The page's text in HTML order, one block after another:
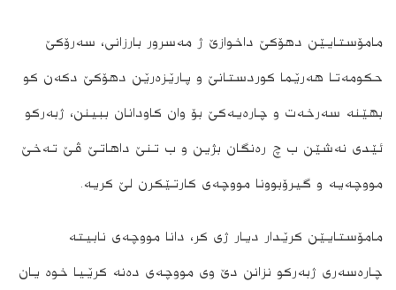
مامۆستایێن دھۆکێ داخوازێ ژ مەسرور بارزانی، سەرۆکێ
حکومەتا ھەرێما کوردستانێ و پارێزەرێن دھۆکێ دکەن کو
بھێنە سەرخەت و چارەیەکێ بۆ وان کاودانان ببینن، ژبەرکو
ئێدی نەشێن ب چ رەنگان بژین و ب تنێ داھاتێ ڤێ تەخێ
مووچەیە و گیرۆبوونا مووچەی کارتێکرن لێ کریە.
مامۆستایێن کرێدار دیار ژی کر، دانا مووچەی نابیتە
چارەسەری ژبەرکو نزانن دێ وی مووچەی دەنە کرێیا خوە یان